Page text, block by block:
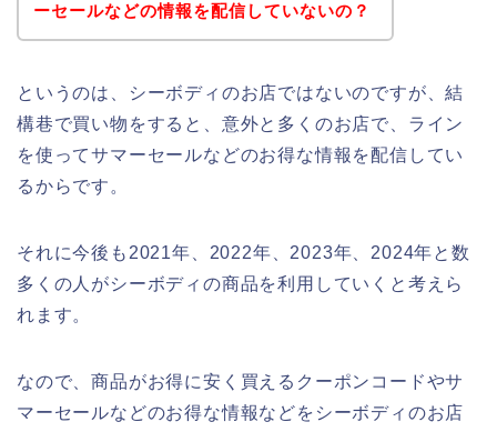
ーセールなどの情報を配信していないの？
というのは、シーボディのお店ではないのですが、結
構巷で買い物をすると、意外と多くのお店で、ライン
を使ってサマーセールなどのお得な情報を配信してい
るからです。
それに今後も2021年、2022年、2023年、2024年と数
多くの人がシーボディの商品を利用していくと考えら
れます。
なので、商品がお得に安く買えるクーポンコードやサ
マーセールなどのお得な情報などをシーボディのお店